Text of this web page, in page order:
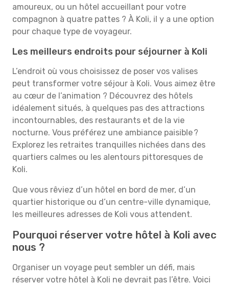
amoureux, ou un hôtel accueillant pour votre
compagnon à quatre pattes ? À Koli, il y a une option
pour chaque type de voyageur.
Les meilleurs endroits pour séjourner à Koli
L’endroit où vous choisissez de poser vos valises
peut transformer votre séjour à Koli. Vous aimez être
au cœur de l’animation ? Découvrez des hôtels
idéalement situés, à quelques pas des attractions
incontournables, des restaurants et de la vie
nocturne. Vous préférez une ambiance paisible ?
Explorez les retraites tranquilles nichées dans des
quartiers calmes ou les alentours pittoresques de
Koli.
Que vous rêviez d’un hôtel en bord de mer, d’un
quartier historique ou d’un centre-ville dynamique,
les meilleures adresses de Koli vous attendent.
Pourquoi réserver votre hôtel à Koli avec
nous ?
Organiser un voyage peut sembler un défi, mais
réserver votre hôtel à Koli ne devrait pas l’être. Voici